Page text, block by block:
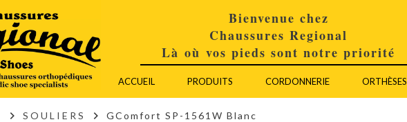
Bienvenue chez
Chaussures Regional
Là où vos pieds sont notre priorité
ACCUEIL PRODUITS CORDONNERIE ORTHÈSES
SOULIERS GComfort SP-1561W Blanc